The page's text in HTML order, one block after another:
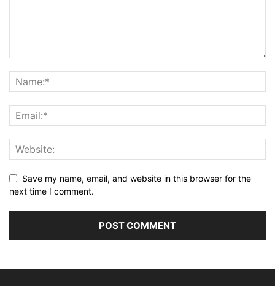
Save my name, email, and website in this browser for the
next time I comment.